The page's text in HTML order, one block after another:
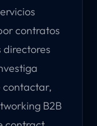
contratos
directores
contactar,
B2B